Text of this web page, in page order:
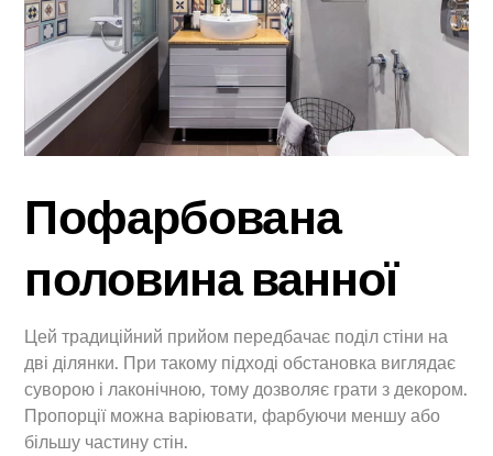
Пофарбована
половина ванної
Цей традиційний прийом передбачає поділ стіни на
дві ділянки. При такому підході обстановка виглядає
суворою і лаконічною, тому дозволяє грати з декором.
Пропорції можна варіювати, фарбуючи меншу або
більшу частину стін.